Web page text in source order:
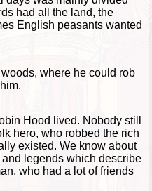
had all the land, the
English peasants wanted
where he could rob
Hood lived. Nobody still
hero, who robbed the rich
existed. We know about
legends which describe
who had a lot of friends